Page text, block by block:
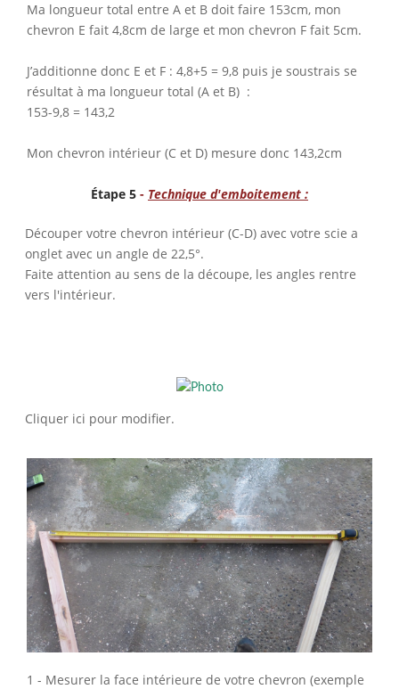
Ma longueur total entre A et B doit faire 153cm, mon
chevron E fait 4,8cm de large et mon chevron F fait 5cm.
J’additionne donc E et F : 4,8+5 = 9,8 puis je soustrais se
résultat à ma longueur total (A et B) :
153-9,8 = 143,2
Mon chevron intérieur (C et D) mesure donc 143,2cm
Étape 5 - Technique d'emboitement :
Découper votre chevron intérieur (C-D) avec votre scie a
onglet avec un angle de 22,5°.
Faite attention au sens de la découpe, les angles rentre
vers l'intérieur.
Cliquer ici pour modifier.
1 - Mesurer la face intérieure de votre chevron (exemple